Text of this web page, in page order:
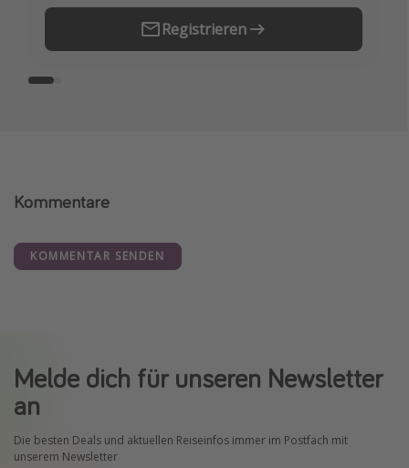
Registrieren
Kommentare
KOMMENTAR SENDEN
Melde dich für unseren Newsletter
an
Die besten Deals und aktuellen Reiseinfos immer im Postfach mit
unserem Newsletter